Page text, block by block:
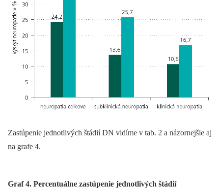
Zastúpenie jednotlivých štádií DN vidíme v tab. 2 a názornejšie aj
na grafe 4.
Graf 4. Percentuálne zastúpenie jednotlivých štádií